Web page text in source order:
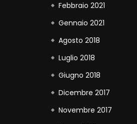
Febbraio 2021
Gennaio 2021
Agosto 2018
Luglio 2018
Giugno 2018
Dicembre 2017
Novembre 2017